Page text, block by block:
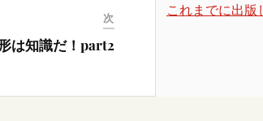
次
は知識だ！part2
これまでに出版